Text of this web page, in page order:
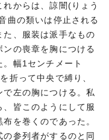
からは、諒闇(りょう
曲の類いは停止される
、服装は派手なもの
の喪章を胸につける
幅1センチメート
折って中央で縛り、
左の胸につける。私
皆このようにして服
を巻くのであった。
参列者がするのと同